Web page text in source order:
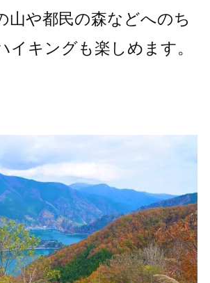
山や都民の森などへのち
イキングも楽しめます。